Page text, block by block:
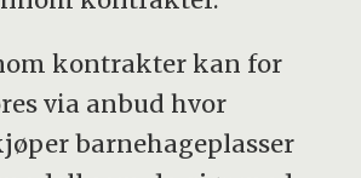
kontrakter kan for
via anbud hvor
barnehageplasser